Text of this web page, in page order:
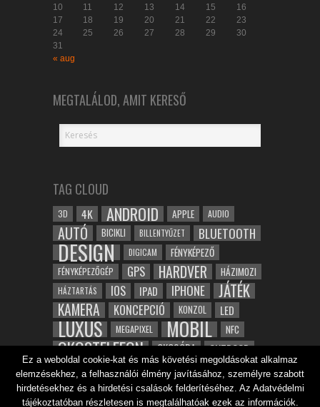
10
11 12 13 14 15
16
17
18 19 20 21 22
23
24
25 26 27 28 29
30
31
« aug
MEGTALÁLOD, AMIT KERESŐ
TAG CLOUD
3D 4K ANDROID APPLE AUDIO
AUTÓ BICIKLI BILLENTYŰZET BLUETOOTH
DESIGN DIGICAM FÉNYKÉPEZŐ
FÉNYKÉPEZŐGÉP GPS HARDVER HÁZIMOZI
HÁZTARTÁS IOS IPAD IPHONE JÁTÉK
KAMERA KONCEPCIÓ KONZOL LED
LUXUS MEGAPIXEL MOBIL NFC
OKOSTELEFON OKOSÓRA OUTDOOR
ROBOT SAMSUNG SPORT TABLET
TESZT VIDEÓ VÍZÁLLÓ WIFI ZENE ZÖLD
Ez a weboldal cookie-kat és más követési megoldásokat alkalmaz
elemzésekhez, a felhasználói élmény javításához, személyre szabott
hirdetésekhez és a hirdetési csalások felderítéséhez. Az Adatvédelmi
tájékoztatóban részletesen is megtalálhatóak ezek az információk.